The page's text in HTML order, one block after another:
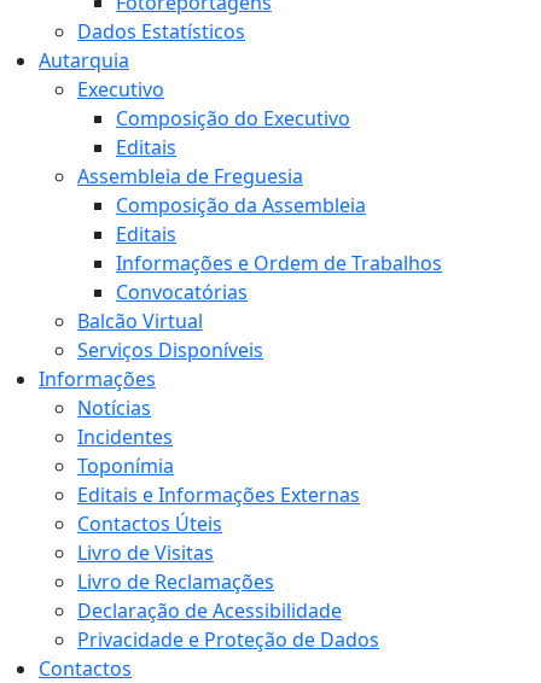
Dados Estatísticos
Autarquia
Executivo
Composição do Executivo
Editais
Assembleia de Freguesia
Composição da Assembleia
Editais
Informações e Ordem de Trabalhos
Convocatórias
Balcão Virtual
Serviços Disponíveis
Informações
Notícias
Incidentes
Toponímia
Editais e Informações Externas
Contactos Úteis
Livro de Visitas
Livro de Reclamações
Declaração de Acessibilidade
Privacidade e Proteção de Dados
Contactos